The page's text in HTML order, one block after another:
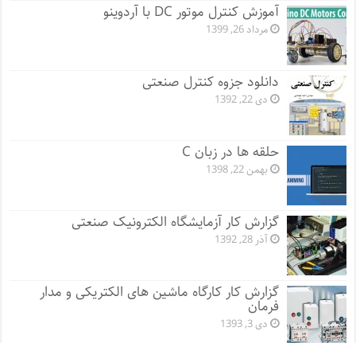
آموزش کنترل موتور DC با آردوینو
مرداد 26, 1399
دانلود جزوه کنترل صنعتی
دی 22, 1392
حلقه ها در زبان C
بهمن 22, 1398
گزارش کار آزمایشگاه الکترونیک صنعتی
آذر 28, 1392
گزارش کار کارگاه ماشین های الکتریکی و مدار
فرمان
دی 3, 1393